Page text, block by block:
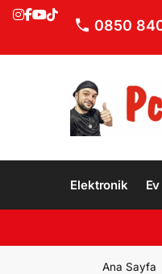
0850
Elektronik
Ana Sayfa